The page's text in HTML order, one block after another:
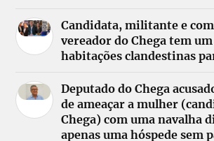
Candidata, militante e
vereador do Chega tem
habitações clandestinas
Deputado do Chega
de ameaçar a mulher
Chega) com uma navalha
apenas uma hóspede sem